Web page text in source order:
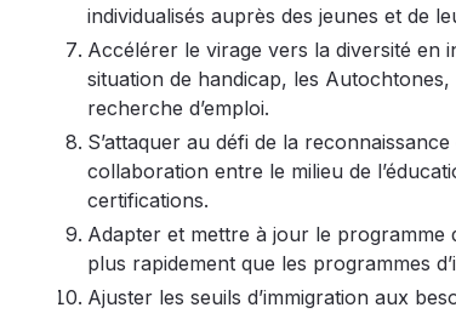
individualisés auprès des jeunes et de
Accélérer le virage vers la diversité en
situation de handicap, les
recherche d’emploi.
S’attaquer au défi de la
collaboration entre le milieu de
certifications.
Adapter et mettre à jour le
plus rapidement que les programmes
Ajuster les seuils d’immigration aux